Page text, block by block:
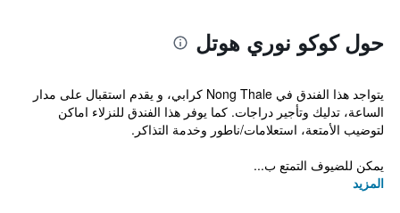
حول كوكو نوري هوتل
يتواجد هذا الفندق في Nong Thale كرابي، و يقدم استقبال على مدار
الساعة، تدليك وتأجير دراجات. كما يوفر هذا الفندق للنزلاء اماكن
لتوضيب الأمتعة، استعلامات/ناطور وخدمة التذاكر.
يمكن للضيوف التمتع ب...
المزيد